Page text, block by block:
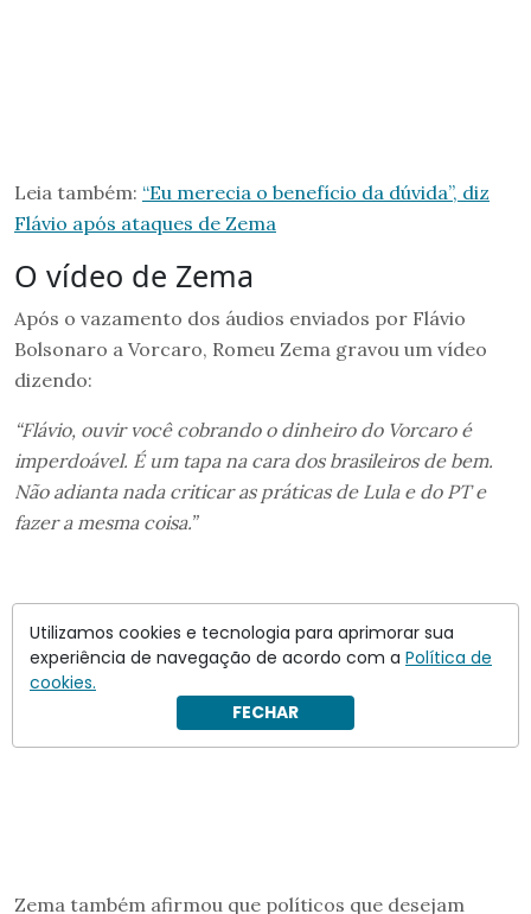
Leia também: “Eu merecia o benefício da dúvida”, diz
Flávio após ataques de Zema
O vídeo de Zema
Após o vazamento dos áudios enviados por Flávio
Bolsonaro a Vorcaro, Romeu Zema gravou um vídeo
dizendo:
“Flávio, ouvir você cobrando o dinheiro do Vorcaro é
imperdoável. É um tapa na cara dos brasileiros de bem.
Não adianta nada criticar as práticas de Lula e do PT e
fazer a mesma coisa.”
Zema também afirmou que políticos que desejam
Utilizamos cookies e tecnologia para aprimorar sua
experiência de navegação de acordo com a Política de
cookies.
FECHAR